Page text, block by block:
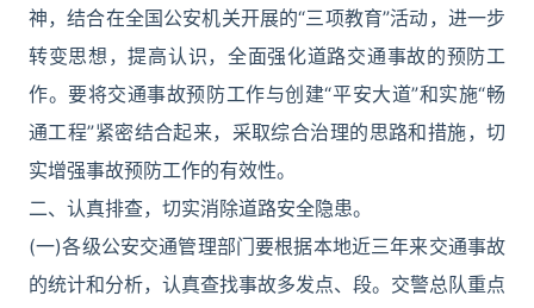
神，结合在全国公安机关开展的“三项教育”活动，进一步
转变思想，提高认识，全面强化道路交通事故的预防工
作。要将交通事故预防工作与创建“平安大道”和实施“畅
通工程”紧密结合起来，采取综合治理的思路和措施，切
实增强事故预防工作的有效性。
二、认真排查，切实消除道路安全隐患。
(一)各级公安交通管理部门要根据本地近三年来交通事故
的统计和分析，认真查找事故多发点、段。交警总队重点